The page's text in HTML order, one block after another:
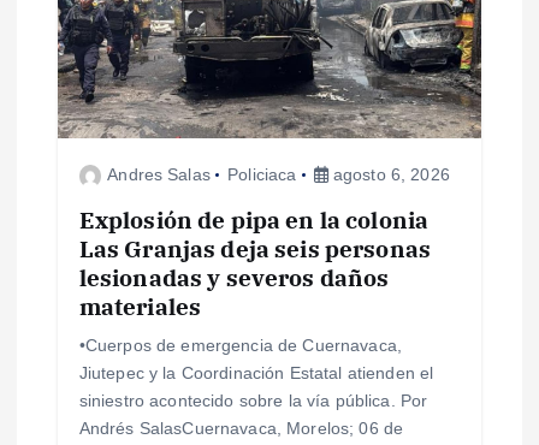
Andres Salas Policiaca agosto 6, 2026
Explosión de pipa en la colonia
Las Granjas deja seis personas
lesionadas y severos daños
materiales
•Cuerpos de emergencia de Cuernavaca,
Jiutepec y la Coordinación Estatal atienden el
siniestro acontecido sobre la vía pública. Por
Andrés SalasCuernavaca, Morelos; 06 de